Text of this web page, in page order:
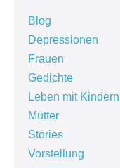
Blog
Depressionen
Frauen
Gedichte
Leben mit Kindern
Mütter
Stories
Vorstellung